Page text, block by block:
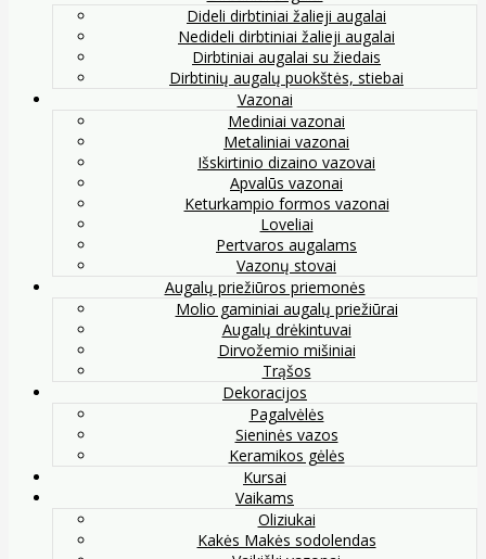
Dideli dirbtiniai žalieji augalai
Nedideli dirbtiniai žalieji augalai
Dirbtiniai augalai su žiedais
Dirbtinių augalų puokštės, stiebai
Vazonai
Mediniai vazonai
Metaliniai vazonai
Išskirtinio dizaino vazovai
Apvalūs vazonai
Keturkampio formos vazonai
Loveliai
Pertvaros augalams
Vazonų stovai
Augalų priežiūros priemonės
Molio gaminiai augalų priežiūrai
Augalų drėkintuvai
Dirvožemio mišiniai
Trąšos
Dekoracijos
Pagalvėlės
Sieninės vazos
Keramikos gėlės
Kursai
Vaikams
Oliziukai
Kakės Makės sodolendas